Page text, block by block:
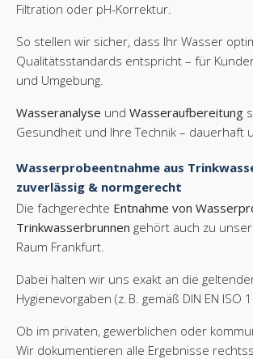
Filtration oder pH-Korrektur.
So stellen wir sicher, dass Ihr Wasser
Qualitätsstandards entspricht – für
und Umgebung.
Wasseranalyse und Wasseraufbereitung
Gesundheit und Ihre Technik – dauerhaft
Wasserprobeentnahme aus
zuverlässig & normgerecht
Die fachgerechte Entnahme von
Trinkwasserbrunnen gehört auch zu
Raum Frankfurt.
Dabei halten wir uns exakt an die
Hygienevorgaben (z. B. gemäß DIN EN ISO
Ob im privaten, gewerblichen oder
Wir dokumentieren alle Ergebnisse